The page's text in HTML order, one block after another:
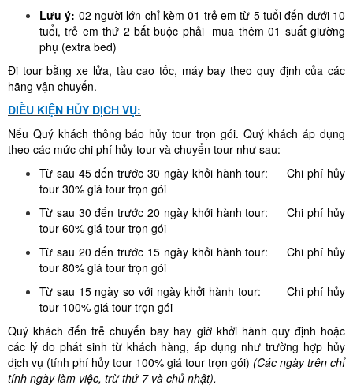
Lưu ý: 02 người lớn chỉ kèm 01 trẻ em từ 5 tuổi đến dưới 10
tuổi, trẻ em thứ 2 bắt buộc phải mua thêm 01 suất giường
phụ (extra bed)
Đi tour bằng xe lửa, tàu cao tốc, máy bay theo quy định của các
hãng vận chuyển.
ĐIỀU KIỆN HỦY DỊCH VỤ:
Nếu Quý khách thông báo hủy tour trọn gói. Quý khách áp dụng
theo các mức chi phí hủy tour và chuyển tour như sau:
Từ sau 45 đến trước 30 ngày khởi hành tour: Chi phí hủy
tour 30% giá tour trọn gói
Từ sau 30 đến trước 20 ngày khởi hành tour: Chi phí hủy
tour 60% giá tour trọn gói
Từ sau 20 đến trước 15 ngày khởi hành tour: Chi phí hủy
tour 80% giá tour trọn gói
Từ sau 15 ngày so với ngày khởi hành tour: Chi phí hủy
tour 100% giá tour trọn gói
Quý khách đến trễ chuyến bay hay giờ khởi hành quy định hoặc
các lý do phát sinh từ khách hàng, áp dụng như trường hợp hủy
dịch vụ (tính phí hủy tour 100% giá tour trọn gói) (Các ngày trên chỉ
tính ngày làm việc, trừ thứ 7 và chủ nhật).